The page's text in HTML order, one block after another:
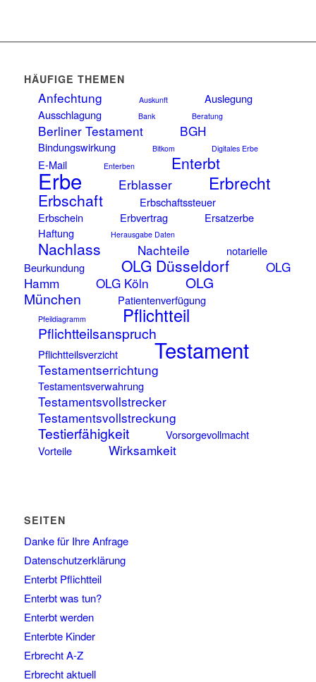
HÄUFIGE THEMEN
Anfechtung Auskunft
Auslegung
Ausschlagung
Bank Beratung
Berliner Testament BGH
Bindungswirkung Bitkom Digitales Erbe
E-Mail Enterben Enterbt
Erbe Erblasser Erbrecht
Erbschaft
Erbschaftssteuer
Erbschein
Erbvertrag
Ersatzerbe
Haftung
Herausgabe Daten
Nachlass Nachteile
notarielle
Beurkundung
OLG Düsseldorf
OLG
Hamm
OLG Köln
OLG
München
Patientenverfügung
Pfeildiagramm Pflichtteil
Pflichtteilsanspruch
Pflichtteilsverzicht Testament
Testamentserrichtung
Testamentsverwahrung
Testamentsvollstrecker
Testamentsvollstreckung
Testierfähigkeit
Vorsorgevollmacht
Vorteile
Wirksamkeit
SEITEN
Danke für Ihre Anfrage
Datenschutzerklärung
Enterbt Pflichtteil
Enterbt was tun?
Enterbt werden
Enterbte Kinder
Erbrecht A-Z
Erbrecht aktuell